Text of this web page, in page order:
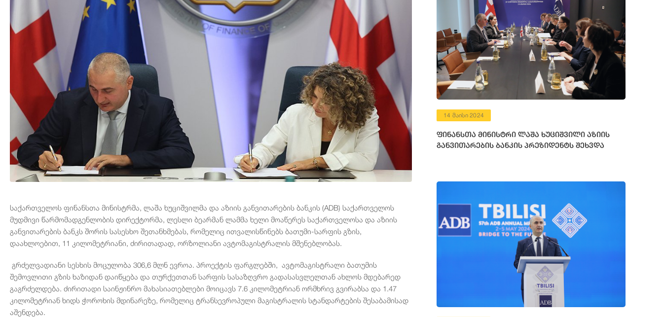
საქართველოს ფინანსთა მინისტრმა, ლაშა ხუციშვილმა და აზიის განვითარების ბანკის (ADB) საქართველოს
მუდმივი წარმომადგენლობის დირექტორმა, ლესლი ბეარმან ლამმა ხელი მოაწერეს საქართველოსა და აზიის
განვითარების ბანკს შორის სასესხო შეთანხმებას, რომელიც ითვალისწინებს ბათუმი-სარფის გზის,
დაახლოებით, 11 კილომეტრიანი, ძირითადად, ორზოლიანი ავტომაგისტრალის მშენებლობას.
გრძელვადიანი სესხის მოცულობა 306,6 მლნ ევროა. პროექტის ფარგლებში, ავტომაგისტრალი ბათუმის
შემოვლითი გზის ხაზიდან დაიწყება და თურქეთთან სარფის სასაზღვრო გადასასვლელთან ახლოს მდებარედ
გაგრძელდება. ძირითადი საინჟინრო მახასიათებლები მოიცავს 7.6 კილომეტრიან ორმხრივ გვირაბსა და 1.47
კილომეტრიან ხიდს ჭოროხის მდინარეზე, რომელიც ტრანსევროპული მაგისტრალის სტანდარტების შესაბამისად
აშენდება.
14 მაისი 2024
ფინანსთა მინისტრი ლაშა ხუციშვილი აზიის
განვითარების ბანკის პრეზიდენტს შეხვდა